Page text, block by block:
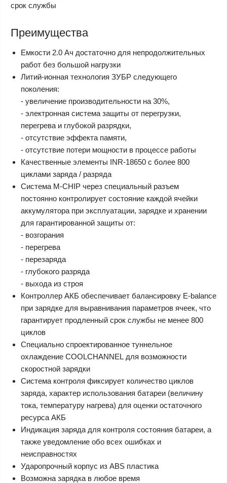
срок службы
Преимущества
Емкости 2.0 Ач достаточно для непродолжительных
работ без большой нагрузки
Литий-ионная технология ЗУБР следующего
поколения:
- увеличение производительности на 30%,
- электронная система защиты от перегрузки,
перегрева и глубокой разрядки,
- отсутствие эффекта памяти,
- отсутствие потери мощности в процессе работы
Качественные элементы INR-18650 с более 800
циклами заряда / разряда
Система М-CHIP через специальный разъем
постоянно контролирует состояние каждой ячейки
аккумулятора при эксплуатации, зарядке и хранении
для гарантированной защиты от:
- возгорания
- перегрева
- перезаряда
- глубокого разряда
- выхода из строя
Контроллер АКБ обеспечивает балансировку E-balance
при зарядке для выравнивания параметров ячеек, что
гарантирует продленный срок службы не менее 800
циклов
Специально спроектированное туннельное
охлаждение COOLCHANNEL для возможности
скоростной зарядки
Система контроля фиксирует количество циклов
заряда, характер использования батареи (величину
тока, температуру нагрева) для оценки остаточного
ресурса АКБ
Индикация заряда для контроля состояния батареи, а
также уведомление обо всех ошибках и
неисправностях
Ударопрочный корпус из ABS пластика
Возможна зарядка в любое время